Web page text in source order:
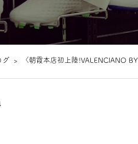
グ > 〈朝霞本店初上陸!VALENCIANO BY